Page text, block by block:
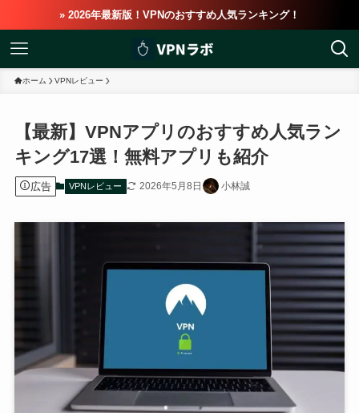
» 2026年最新版！VPNのおすすめ人気ランキング！
ホーム VPNレビュー
【最新】VPNアプリのおすすめ人気ラン
キング17選！無料アプリも紹介
広告 VPNレビュー 2026年5月8日 小林誠